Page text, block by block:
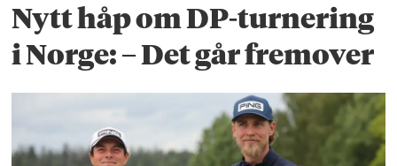
Nytt håp om DP-turnering
i Norge: – Det går fremover